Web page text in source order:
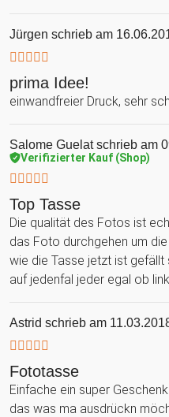
Jürgen schrieb am
prima Idee!
einwandfreier Druck, sehr
Salome Guelatschrieb am
Verifizierter Kauf (Shop)
Top Tasse
Die qualität des Fotos ist
das Foto durchgehen um
wie die Tasse jetzt ist
auf jedenfal jeder egal ob
Astrid schrieb am
Fototasse
Einfache ein super
das was ma ausdrückn